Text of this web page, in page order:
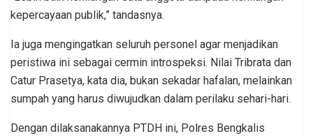
kepercayaan publik,” tandasnya.
Ia juga mengingatkan seluruh personel agar menjadikan
peristiwa ini sebagai cermin introspeksi. Nilai Tribrata dan
Catur Prasetya, kata dia, bukan sekadar hafalan, melainkan
sumpah yang harus diwujudkan dalam perilaku sehari-hari.
Dengan dilaksanakannya PTDH ini, Polres Bengkalis